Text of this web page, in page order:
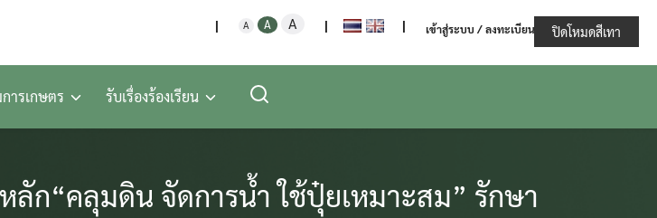
กรมส่งเสริมการเกษตร กระทรวงเกษตรและสหกรณ์
A Decrease
fontAReset
font
A Increase
| | เข้าสู่ระบบ / ลงทะเบียน
ารเกษตร รับเรื่องร้องเรียน
ก“คลุมดิน จัดการน้ำ ใช้ปุ๋ยเหมาะสม” รักษา
ปิดโหมดสีเทา